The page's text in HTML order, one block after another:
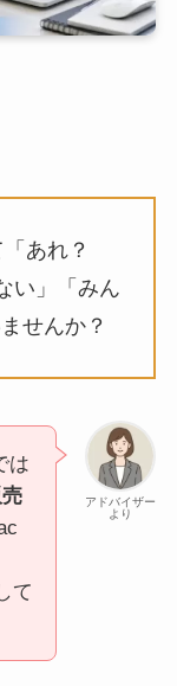
あれ？
い」「みん
せんか？
アドバイザー
より
は
て